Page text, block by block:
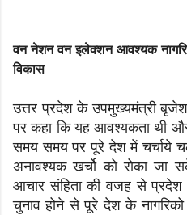
वन नेशन वन इलेक्शन आवश्यक
विकास
उत्तर प्रदेश के उपमुख्यमंत्री
पर कहा कि यह आवश्यकता थी
समय समय पर पूरे देश में चर्चाये
अनावश्यक खर्चो को रोका
आचार संहिता की वजह से
चुनाव होने से पूरे देश के